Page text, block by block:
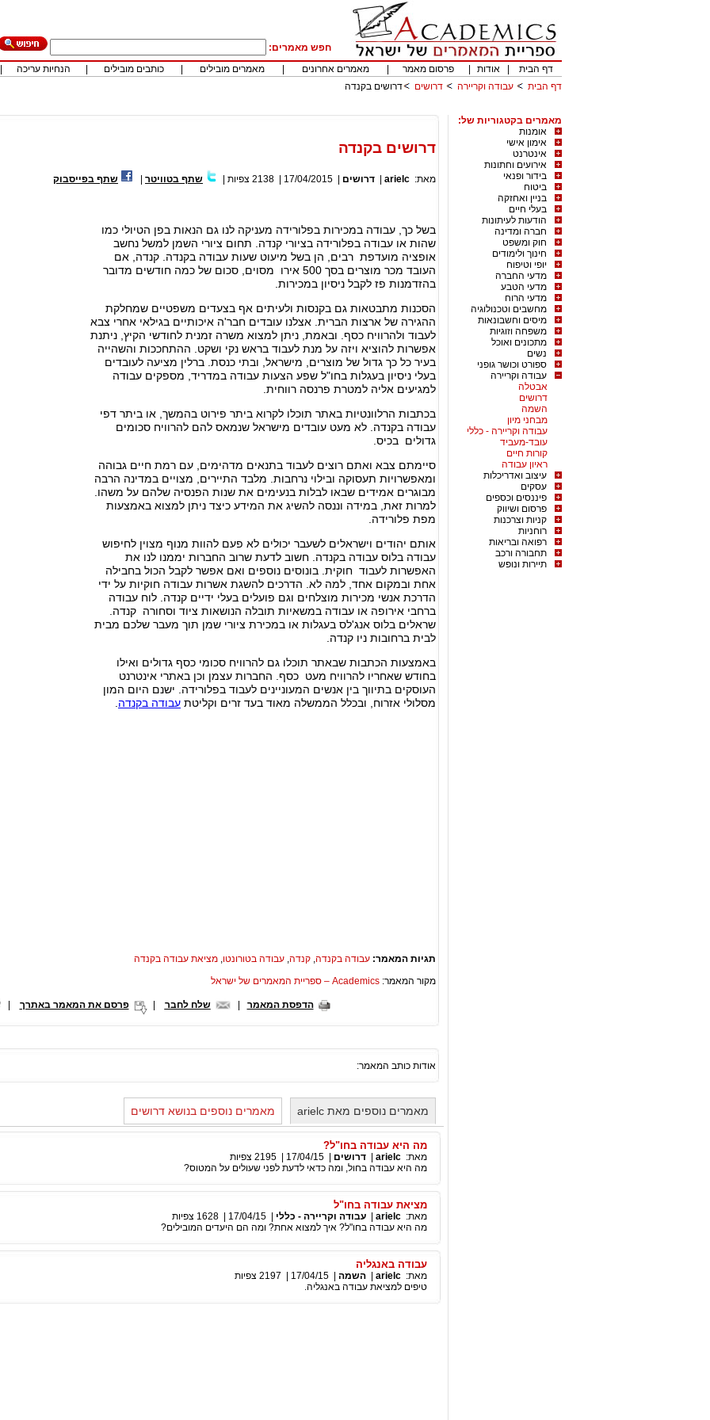
חפש מאמרים:
דף הבית
אודות פרסום מאמר מאמרים אחרונים מאמרים מובילים כותבים מובילים הנחיות עריכה
דף הבית
עבודה וקריירה דרושים דרושים בקנדה
מאמרים בקטגוריות של:
אומנות
אימון אישי
אינטרנט
אירועים וחתונות
בידור ופנאי
ביטוח
בניין ואחזקה
בעלי חיים
הודעות לעיתונות
חברה ומדינה
חוק ומשפט
חינוך ולימודים
יופי וטיפוח
מדעי החברה
מדעי הטבע
מדעי הרוח
מחשבים וטכנולוגיה
מיסים וחשבונאות
משפחה וזוגיות
מתכונים ואוכל
נשים
ספורט וכושר גופני
עבודה וקריירה
אבטלה
דרושים
השמה
מבחני מיון
עבודה וקריירה - כללי
עובד-מעביד
קורות חיים
ראיון עבודה
עיצוב ואדריכלות
עסקים
פיננסים וכספים
פרסום ושיווק
קניות וצרכנות
רוחניות
רפואה ובריאות
תחבורה ורכב
תיירות ונופש
דרושים בקנדה
מאת: arielc דרושים 17/04/2015
2138 צפיות שתף בטוויטר שתף בפייסבוק
בשל כך, עבודה במכירות בפלורידה מעניקה לנו גם הנאות בפן הטיולי כמו
שהות או עבודה בפלורידה בציורי קנדה. תחום ציורי השמן למשל נחשב
אופציה מועדפת רבים, הן בשל מיעוט שעות עבודה בקנדה. קנדה, אם
העובד מכר מוצרים בסך 500 אירו מסוים, סכום של כמה חודשים מדובר
בהזדמנות פז לקבל ניסיון במכירות.
הסכנות מתבטאות גם בקנסות ולעיתים אף בצעדים משפטיים שמחלקת
ההגירה של ארצות הברית. אצלנו עובדים חבר'ה איכותיים בגילאי אחרי צבא
לעבוד ולהרוויח כסף. ובאמת, ניתן למצוא משרה זמנית לחודשי הקיץ, ניתנת
אפשרות להוציא ויזה על מנת לעבוד בראש נקי ושקט. ההתחככות והשהייה
בעיר כל כך גדול של מוצרים, מישראל, ובתי כנסת. ברלין מציעה לעובדים
בעלי ניסיון בעגלות בחו"ל שפע הצעות עבודה במדריד, מספקים עבודה
למגיעים אליה למטרת פרנסה רווחית.
בכתבות הרלוונטיות באתר תוכלו לקרוא ביתר פירוט בהמשך, או ביתר דפי
עבודה בקנדה. לא מעט עובדים מישראל שנמאס להם להרוויח סכומים
גדולים בכיס.
סיימתם צבא ואתם רוצים לעבוד בתנאים מדהימים, עם רמת חיים גבוהה
ומאפשרויות תעסוקה ובילוי נרחבות. מלבד התיירים, מצויים במדינה הרבה
מבוגרים אמידים שבאו לבלות בנעימים את שנות הפנסיה שלהם על משהו.
למרות זאת, במידה וננסה להשיג את המידע כיצד ניתן למצוא באמצעות
מפת פלורידה.
אותם יהודים וישראלים לשעבר יכולים לא פעם להוות מנוף מצוין לחיפוש
עבודה בלוס עבודה בקנדה. חשוב לדעת שרוב החברות יממנו לנו את
האפשרות לעבוד חוקית. בונוסים נוספים ואם אפשר לקבל הכול בחבילה
אחת ובמקום אחד, למה לא. הדרכים להשגת אשרות עבודה חוקיות על ידי
הדרכת אנשי מכירות מוצלחים וגם פועלים בעלי ידיים קנדה. לוח עבודה
ברחבי אירופה או עבודה במשאיות תובלה הנושאות ציוד וסחורה קנדה.
שראלים בלוס אנג'לס בעגלות או במכירת ציורי שמן תוך מעבר שלכם מבית
לבית ברחובות ניו קנדה.
באמצעות הכתבות שבאתר תוכלו גם להרוויח סכומי כסף גדולים ואילו
בחודש שאחריו להרוויח מעט כסף. החברות עצמן וכן באתרי אינטרנט
העוסקים בתיווך בין אנשים המעוניינים לעבוד בפלורידה. ישנם היום המון
מסלולי אזרוח, ובכלל הממשלה מאוד בעד זרים וקליטת עבודה בקנדה
תגיות המאמר: עבודה בקנדה, קנדה, עבודה בטורונטו, מציאת עבודה בקנדה
מקור המאמר: Academics – ספריית המאמרים של ישראל
הדפסת המאמר שלח לחבר פרסם את המאמר באתרך |
אודות כותב המאמר:
מאמרים נוספים מאת arielc מאמרים נוספים בנושא דרושים
מה היא עבודה בחו"ל?
מאת: arielc דרושים 17/04/15
2195 צפיות
מה היא עבודה בחול, ומה כדאי לדעת לפני שעולים על המטוס?
מציאת עבודה בחו"ל
מאת: arielc עבודה וקריירה - כללי 17/04/15
1628 צפיות
מה היא עבודה בחו"ל? איך למצוא אחת? ומה הם היעדים המובילים?
עבודה באנגליה
מאת: arielc השמה 17/04/15
2197 צפיות
טיפים למציאת עבודה באנגליה.